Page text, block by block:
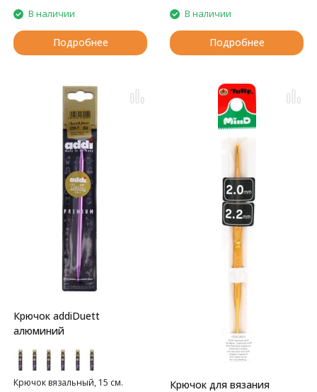
В наличии
Подробнее
В наличии
Подробнее
Крючок addiDuett
алюминий
Крючок вязальный, 15 см.
Крючок для вязания